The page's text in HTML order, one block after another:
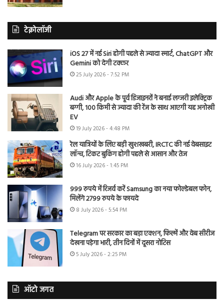
टेक्नोलॉजी
iOS 27 में नई Siri होगी पहले से ज्यादा स्मार्ट, ChatGPT और
Gemini को देगी टक्कर
25 July 2026 - 7:52 PM
Audi और Apple के पूर्व डिजाइनरों ने बनाई लग्जरी इलेक्ट्रिक
बग्गी, 100 किमी से ज्यादा की रेंज के साथ आएगी यह अनोखी
EV
19 July 2026 - 4:48 PM
रेल यात्रियों के लिए बड़ी खुशखबरी, IRCTC की नई वेबसाइट
लॉन्च, टिकट बुकिंग होगी पहले से आसान और तेज
16 July 2026 - 1:45 PM
999 रुपये में रिजर्व करें Samsung का नया फोल्डेबल फोन,
मिलेंगे 2799 रुपये के फायदे
8 July 2026 - 5:54 PM
Telegram पर सरकार का बड़ा एक्शन, फिल्में और वेब सीरीज
देखना पड़ेगा भारी, तीन दिनों में दूसरा नोटिस
5 July 2026 - 2:25 PM
ऑटो जगत